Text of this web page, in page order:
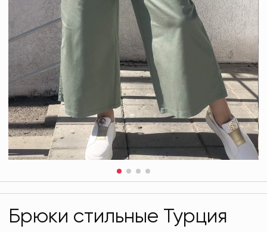
Брюки стильные Турция